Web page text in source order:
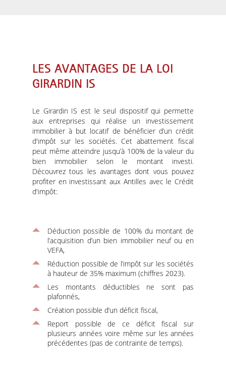
LES AVANTAGES DE LA LOI
GIRARDIN IS
Le Girardin IS est le seul dispositif qui permette
aux entreprises qui réalise un investissement
immobilier à but locatif de bénéficier d’un crédit
d'impôt sur les sociétés. Cet abattement fiscal
peut même atteindre jusqu’à 100% de la valeur du
bien immobilier selon le montant investi.
Découvrez tous les avantages dont vous pouvez
profiter en investissant aux Antilles avec le Crédit
d'impôt:
Déduction possible de 100% du montant de
l’acquisition d’un bien immobilier neuf ou en
VEFA,
Réduction possible de l’impôt sur les sociétés
à hauteur de 35% maximum (chiffres 2023).
Les montants déductibles ne sont pas
plafonnés,
Création possible d’un déficit fiscal,
Report possible de ce déficit fiscal sur
plusieurs années voire même sur les années
précédentes (pas de contrainte de temps).